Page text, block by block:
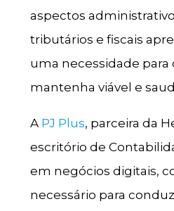
aspectos
tributários e fiscais
uma necessidade para
mantenha viável e
A PJ Plus, parceira da
escritório de
em negócios digitais,
necessário para